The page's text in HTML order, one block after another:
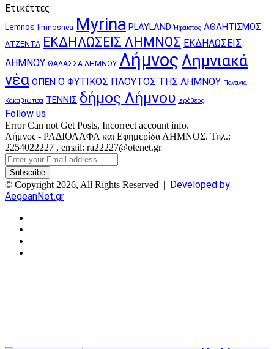
Ετικέττες
Lemnos limnosnea Myrina PLAYLAND Ήφαιστος ΑΘΛΗΤΙΣΜΟΣ
ΑΤΖΕΝΤΑ ΕΚΔΗΛΩΣΕΙΣ ΛΗΜΝΟΣ ΕΚΔΗΛΩΣΕΙΣ
ΛΗΜΝΟΥ ΘΑΛΑΣΣΑ ΛΗΜΝΟΥ Λήμνος Λημνιακά
νέα ΟΠΕΝ Ο ΦΥΤΙΚΟΣ ΠΛΟΥΤΟΣ ΤΗΣ ΛΗΜΝΟΥ Παναγια
Κακαβιώτισα ΤΕΝΝΙΣ δήμος Λήμνου ιερόθεος
Follow us
Error Can not Get Posts, Incorrect account info.
Λήμνος - ΡΑΔΙΟΑΛΦΑ και Εφημερίδα ΛΗΜΝΟΣ. Τηλ.:
2254022227 , email: ra22227@otenet.gr
Enter
your
Email
address
© Copyright 2026, All Rights Reserved | Developed by
AegeanNet.gr